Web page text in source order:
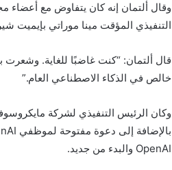
وقال ألتمان إنه كان يتفاوض مع أعضاء
التنفيذي المؤقت مينا موراتي بإيميت
قال ألتمان: “كنت غاضبًا للغاية.
خالص في الذكاء الاصطناعي العام.”
وكان الرئيس التنفيذي لشركة
OpenAI والبدء من جديد.